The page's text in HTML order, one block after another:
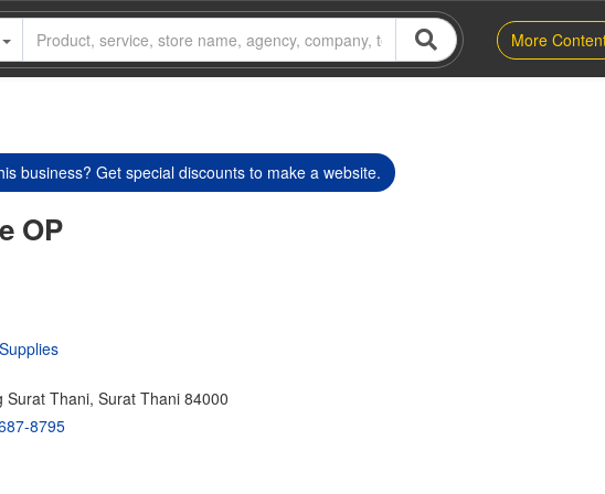
More
business? Get special discounts to make a website.
OP
Surat Thani, Surat Thani 84000
8795